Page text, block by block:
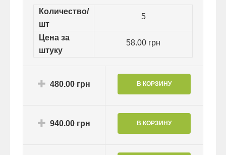
Количество/
шт
5
Цена за
штуку
58.00 грн
480.00 грн
940.00 грн